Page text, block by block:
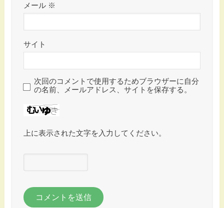
メール ※
サイト
次回のコメントで使用するためブラウザーに自分
の名前、メールアドレス、サイトを保存する。
上に表示された文字を入力してください。